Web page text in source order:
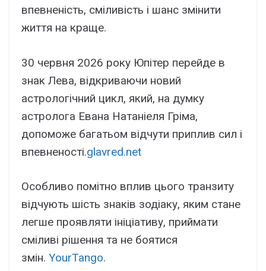
впевненість, сміливість і шанс змінити
життя на краще.
30 червня 2026 року Юпітер перейде в
знак Лева, відкриваючи новий
астрологічний цикл, який, на думку
астролога Евана Натаніеля Гріма,
допоможе багатьом відчути приплив сил і
впевненості.glavred.net
Особливо помітно вплив цього транзиту
відчують шість знаків зодіаку, яким стане
легше проявляти ініціативу, приймати
сміливі рішення та не боятися
змін. YourTango.